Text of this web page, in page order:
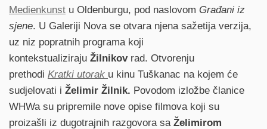
Medienkunst u Oldenburgu, pod naslovom Građani iz
sjene. U Galeriji Nova se otvara njena sažetija verzija,
uz niz popratnih programa koji
kontekstualiziraju Žilnikovrad. Otvorenju
prethodi Kratki utorak u kinu Tuškanac na kojem će
sudjelovati i Želimir Žilnik. Povodom izložbe članice
WHWa su pripremile nove opise filmova koji su
proizašli iz dugotrajnih razgovora sa Želimirom